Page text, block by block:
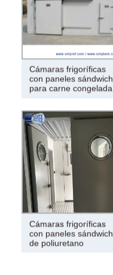
Cámaras frigoríficas
con paneles sándwich
para carne congelada
Cámaras frigoríficas
con paneles sándwich
de poliuretano